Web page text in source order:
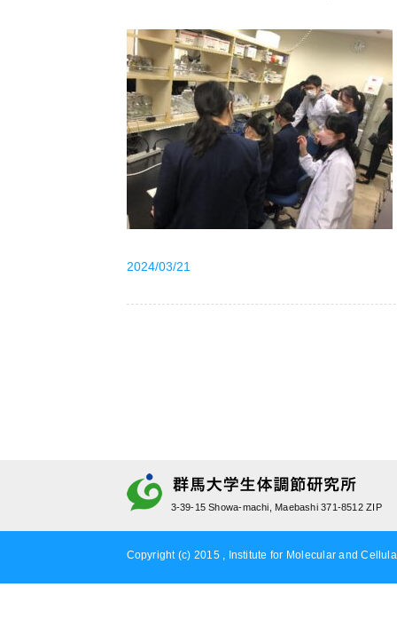
2024/03/21
3-39-15 Showa-machi, Maebashi 371-8512 ZIP
Copyright (c) 2015 , Institute for Molecular and